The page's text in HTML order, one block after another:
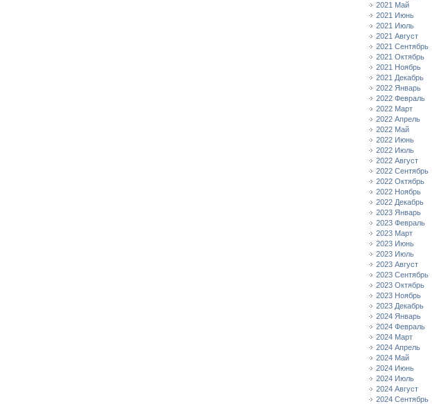
2021 Май
2021 Июнь
2021 Июль
2021 Август
2021 Сентябрь
2021 Октябрь
2021 Ноябрь
2021 Декабрь
2022 Январь
2022 Февраль
2022 Март
2022 Апрель
2022 Май
2022 Июнь
2022 Июль
2022 Август
2022 Сентябрь
2022 Октябрь
2022 Ноябрь
2022 Декабрь
2023 Январь
2023 Февраль
2023 Март
2023 Июнь
2023 Июль
2023 Август
2023 Сентябрь
2023 Октябрь
2023 Ноябрь
2023 Декабрь
2024 Январь
2024 Февраль
2024 Март
2024 Апрель
2024 Май
2024 Июнь
2024 Июль
2024 Август
2024 Сентябрь